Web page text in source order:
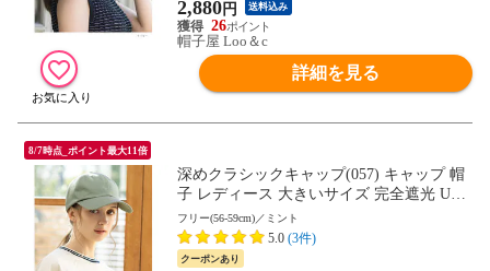
2,880円 送料込み
26
帽子屋 Loo＆c
詳細を見る
8/7時点_ポイント最大11倍
深めクラシックキャップ(057) キャップ 帽
子 レディース 大きいサイズ 完全遮光 UV
カット つば広 自転車 日よけ かぶーる日傘
母の日
フリー(56-59cm)／ミント
5.0 (3件)
クーポンあり